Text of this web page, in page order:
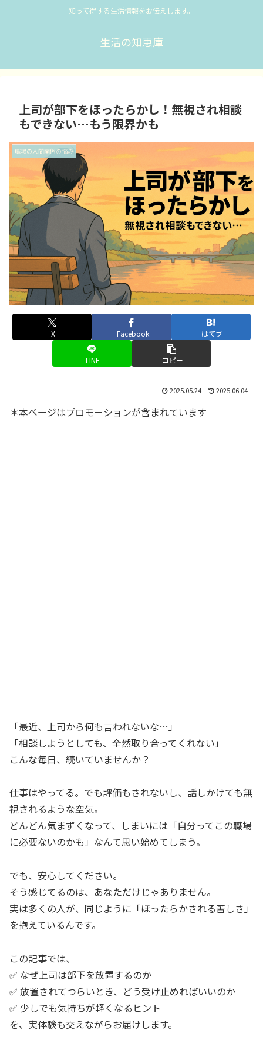
知って得する生活情報をお伝えします。
生活の知恵庫
上司が部下をほったらかし！無視され相談
もできない…もう限界かも
職場の人間関係の悩み
X Facebook はてブ
LINE コピー
2025.05.24 2025.06.04
＊本ページはプロモーションが含まれています
「最近、上司から何も言われないな…」
「相談しようとしても、全然取り合ってくれない」
こんな毎日、続いていませんか？
仕事はやってる。でも評価もされないし、話しかけても無
視されるような空気。
どんどん気まずくなって、しまいには「自分ってこの職場
に必要ないのかも」なんて思い始めてしまう。
でも、安心してください。
そう感じてるのは、あなただけじゃありません。
実は多くの人が、同じように「ほったらかされる苦しさ」
を抱えているんです。
この記事では、
✅ なぜ上司は部下を放置するのか
✅ 放置されてつらいとき、どう受け止めればいいのか
✅ 少しでも気持ちが軽くなるヒント
を、実体験も交えながらお届けします。